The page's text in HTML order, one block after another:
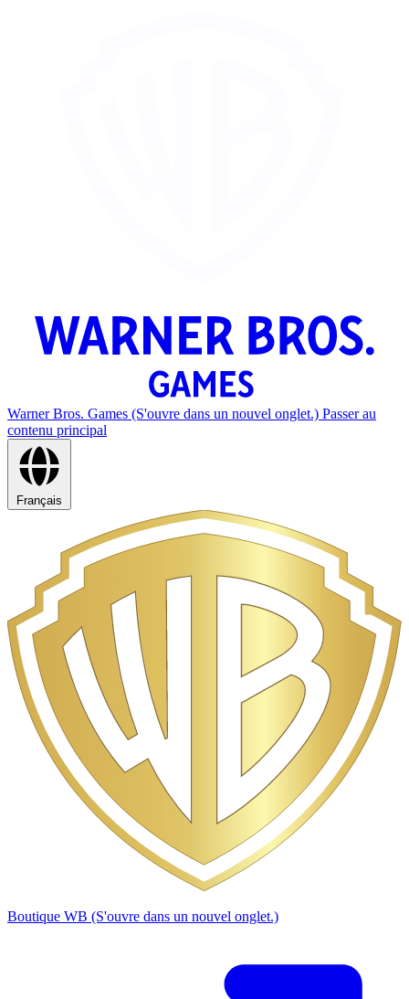
Warner Bros. Games (S'ouvre dans un nouvel onglet.) Passer au
contenu principal
Français
Boutique WB (S'ouvre dans un nouvel onglet.)